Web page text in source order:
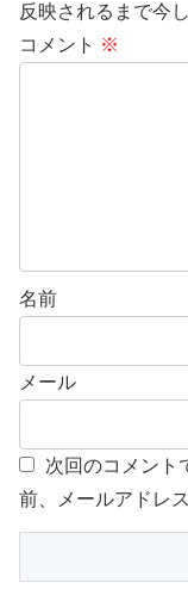
反映されるまで今
コメント ※
名前
メール
次回のコメント
前、メールアドレ